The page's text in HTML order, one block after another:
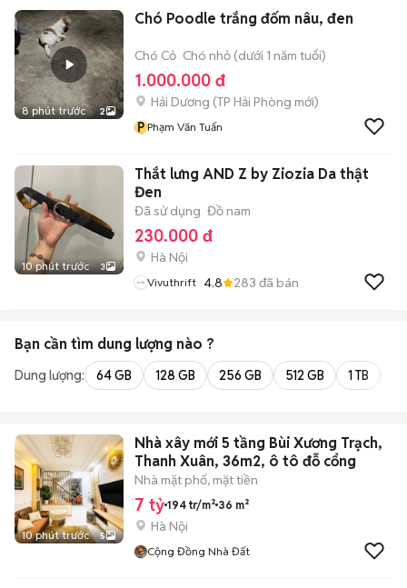
8 phút trước 2
Chó Poodle trắng đốm nâu, đen
Chó Cỏ Chó nhỏ (dưới 1 năm tuổi)
1.000.000 đ
Hải Dương (TP Hải Phòng mới)
P Phạm Văn Tuấn
10 phút trước 3
Thắt lưng AND Z by Ziozia Da thật
Đen
Đã sử dụng Đồ nam
230.000 đ
Hà Nội
Vivuthrift 4.8 283 đã bán
Bạn cần tìm dung lượng nào ?
Dung lượng: 64 GB 128 GB 256 GB 512 GB 1 TB
10 phút trước 5
Nhà xây mới 5 tầng Bùi Xương Trạch,
Thanh Xuân, 36m2, ô tô đỗ cổng
Nhà mặt phố, mặt tiền
7 tỷ 194 tr/m² 36 m²
Hà Nội
Cộng Đồng Nhà Đất